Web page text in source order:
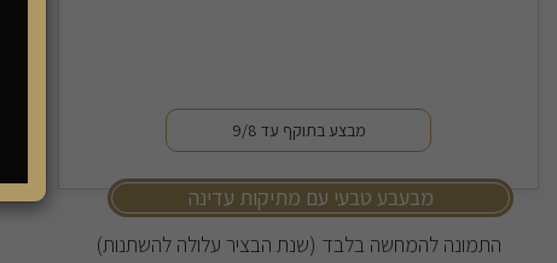
מבצע בתוקף עד 9/8
מבעבע טבעי עם מתיקות עדינה
התמונה להמחשה בלבד (שנת הבציר עלולה להשתנות)